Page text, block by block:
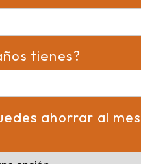
tienes?
ahorrar al